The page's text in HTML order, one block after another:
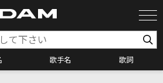
歌手名 歌詞